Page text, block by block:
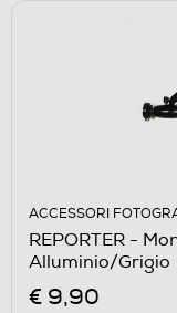
ACCESSORI
REPORTER -
Alluminio/Grigio
€ 9,90